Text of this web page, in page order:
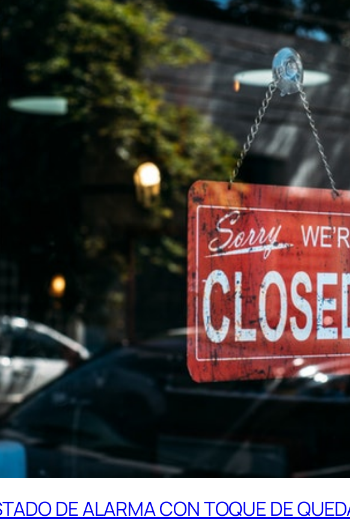
DE ALARMA CON TOQUE DE